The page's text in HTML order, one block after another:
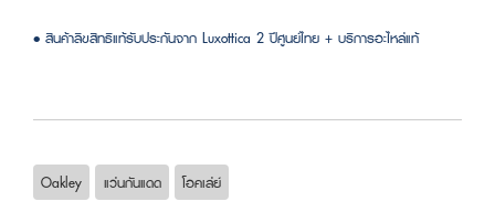
• สินค้าลิขสิทธิแท้รับประกันจาก Luxottica 2 ปีศูนย์ไทย + บริการอะไหล่แท้
Oakley แว่นกันแดด โอคเล่ย์